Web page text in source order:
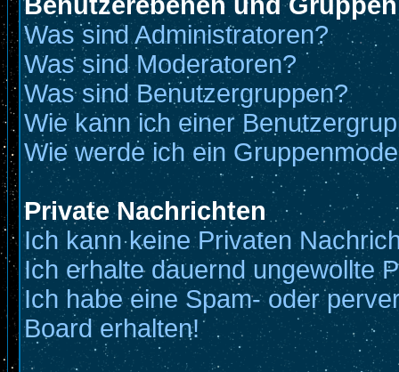
Was sind Administratoren?
Was sind Moderatoren?
Was sind Benutzergruppen?
Wie kann ich einer
Wie werde ich ein
Private Nachrichten
Ich kann keine Privaten
Ich erhalte dauernd ungewollte
Ich habe eine Spam- oder
Board erhalten!